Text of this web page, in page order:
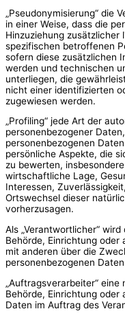
„Pseudonymisierung“ die
in einer Weise, dass die
Hinzuziehung
spezifischen betroffenen
sofern diese zusätzlichen
werden und technischen
unterliegen, die
nicht einer identifizierten
zugewiesen werden.
„Profiling“ jede Art der
personenbezogener
personenbezogenen
persönliche Aspekte, die
zu bewerten,
wirtschaftliche Lage,
Interessen,
Ortswechsel dieser
vorherzusagen.
Als „Verantwortlicher“
Behörde, Einrichtung oder
mit anderen über die
personenbezogenen
„Auftragsverarbeiter“
Behörde, Einrichtung oder
Daten im Auftrag des